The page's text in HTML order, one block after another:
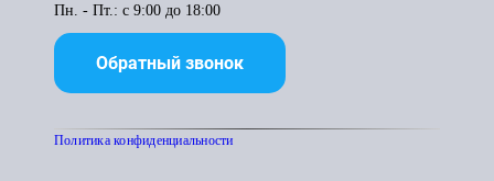
Пн. - Пт.: с 9:00 до 18:00
Обратный звонок
Политика конфиденциальности